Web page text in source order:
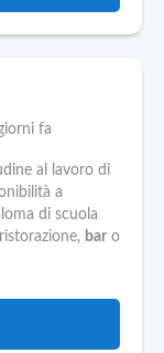
fa
al lavoro di
a
di scuola
bar o